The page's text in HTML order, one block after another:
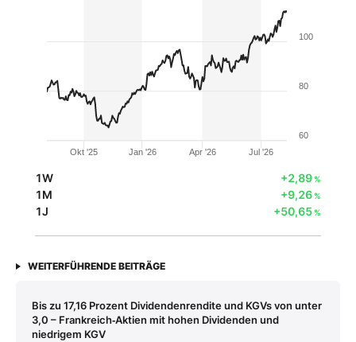
Okt '25 Jan '26 Apr '26 Jul '26
60
80
100
1W +2,89%
1M +9,26%
1J +50,65%
WEITERFÜHRENDE BEITRÄGE
Bis zu 17,16 Prozent Dividendenrendite und KGVs von unter
3,0 – Frankreich‑Aktien mit hohen Dividenden und
niedrigem KGV